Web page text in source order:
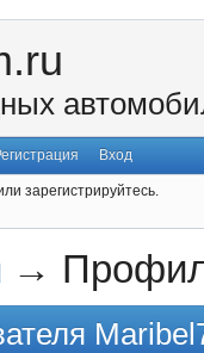
Вход
зарегистрируйтесь.
→